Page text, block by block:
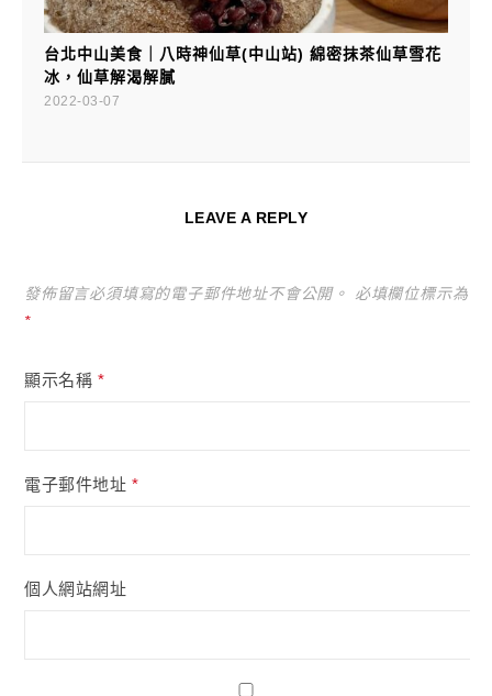
台北中山美食｜八時神仙草(中山站) 綿密抹茶仙草雪花
冰，仙草解渴解膩
2022-03-07
LEAVE A REPLY
發佈留言必須填寫的電子郵件地址不會公開。
必填欄位標示為
*
顯示名稱 *
電子郵件地址 *
個人網站網址